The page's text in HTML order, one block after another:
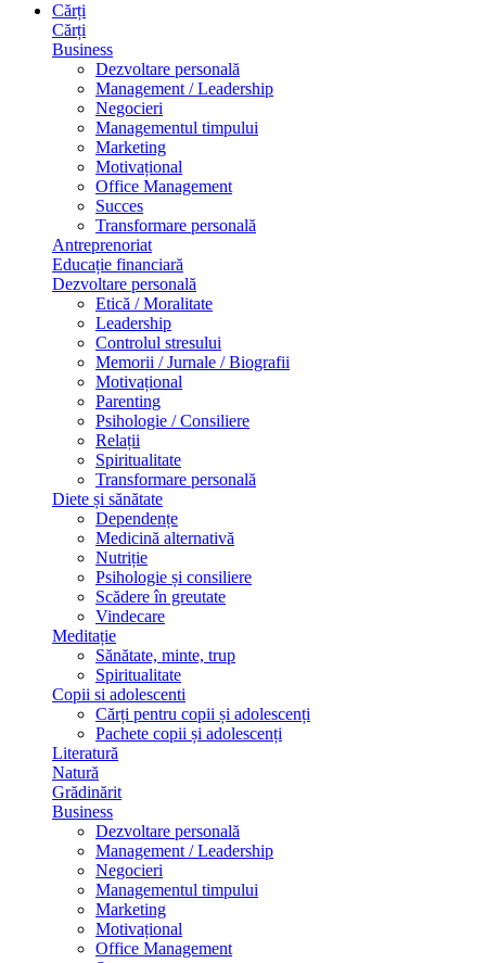
Cărți
Cărți
Business
Dezvoltare personală
Management / Leadership
Negocieri
Managementul timpului
Marketing
Motivațional
Office Management
Succes
Transformare personală
Antreprenoriat
Educație financiară
Dezvoltare personală
Etică / Moralitate
Leadership
Controlul stresului
Memorii / Jurnale / Biografii
Motivațional
Parenting
Psihologie / Consiliere
Relații
Spiritualitate
Transformare personală
Diete și sănătate
Dependențe
Medicină alternativă
Nutriție
Psihologie și consiliere
Scădere în greutate
Vindecare
Meditație
Sănătate, minte, trup
Spiritualitate
Copii si adolescenti
Cărți pentru copii și adolescenți
Pachete copii și adolescenți
Literatură
Natură
Grădinărit
Business
Dezvoltare personală
Management / Leadership
Negocieri
Managementul timpului
Marketing
Motivațional
Office Management